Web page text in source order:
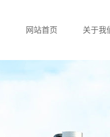
网站首页 关于我